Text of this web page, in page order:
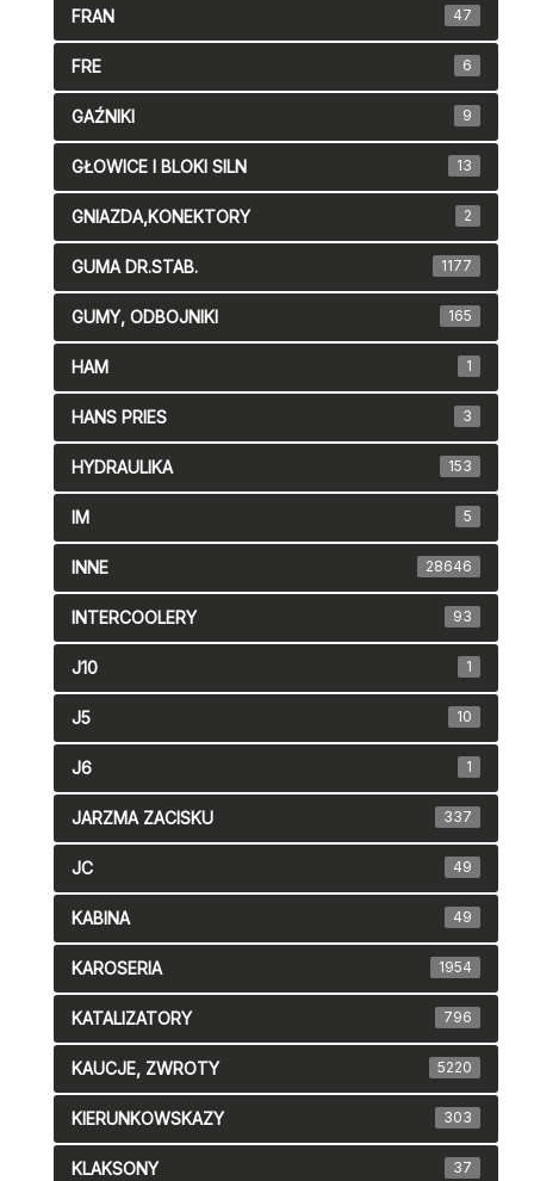
FRAN 47
FRE 6
GAŹNIKI 9
GŁOWICE I BLOKI SILN 13
GNIAZDA,KONEKTORY 2
GUMA DR.STAB. 1177
GUMY, ODBOJNIKI 165
HAM 1
HANS PRIES 3
HYDRAULIKA 153
IM 5
INNE 28646
INTERCOOLERY 93
J10 1
J5 10
J6 1
JARZMA ZACISKU 337
JC 49
KABINA 49
KAROSERIA 1954
KATALIZATORY 796
KAUCJE, ZWROTY 5220
KIERUNKOWSKAZY 303
KLAKSONY 37